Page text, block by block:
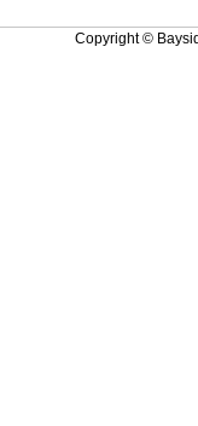
Copyright ©